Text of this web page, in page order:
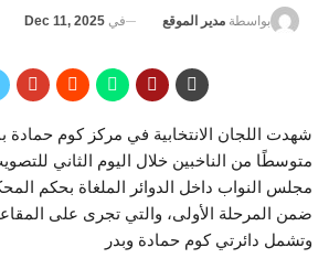
بواسطة مدير الموقع في Dec 11, 2025
شهدت اللجان الانتخابية في مركز كوم حمادة
متوسطًا من الناخبين خلال اليوم الثاني
مجلس النواب داخل الدوائر الملغاة بحكم
ضمن المرحلة الأولى، والتي تجرى على
وتشمل دائرتي كوم حمادة وبدر